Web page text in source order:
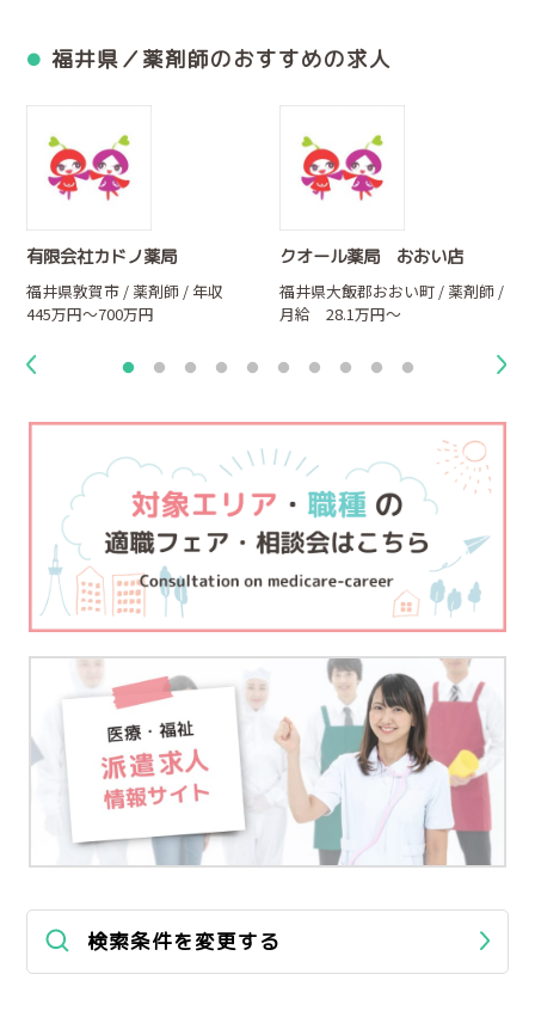
福井県／薬剤師のおすすめの求人
有限会社カドノ薬局
福井県敦賀市 / 薬剤師 / 年収
445万円～700万円
クオール薬局 おおい店
福井県大飯郡おおい町 / 薬剤師 /
月給 28.1万円～
検索条件を変更する